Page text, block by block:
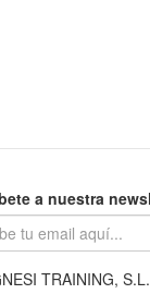
a nuestra
TRAINING,